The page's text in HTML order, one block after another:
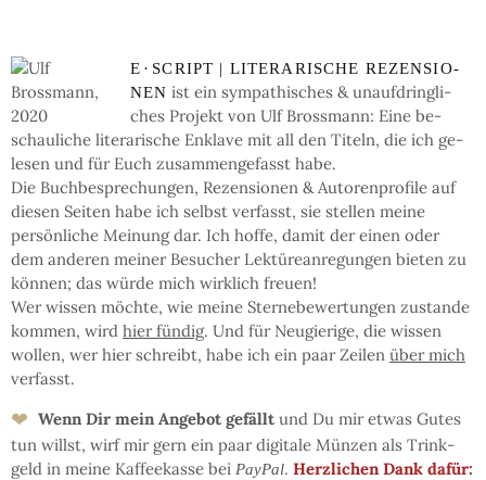
E · SCRIPT | LI­TE­RA­RI­SCHE RE­ZEN­SIO­
NEN ist ein sym­pa­thi­sches & un­auf­dring­li­
ches Pro­jekt von Ulf Bross­mann: Eine be­
schau­li­che li­te­ra­ri­sche En­kla­ve mit all den Ti­teln, die ich ge­
le­sen und für Euch zu­sam­men­ge­fasst habe.
Die Buch­be­spre­chun­gen, Re­zen­sio­nen & Auto­ren­pro­fi­le auf
die­sen Sei­ten ha­be ich selbst ver­fasst, sie stel­len mei­ne
persön­li­che Mei­nung dar. Ich hof­fe, da­mit der einen oder
dem an­de­ren mei­ner Be­su­cher Lek­türe­an­re­gun­gen bie­ten zu
kön­nen; das wür­de mich wirk­lich freu­en!
Wer wis­sen möchte, wie mei­ne Ster­ne­be­wer­tun­gen zu­stan­de
kom­men, wird hier fün­dig. Und für Neu­gie­ri­ge, die wis­sen
wol­len, wer hier schreibt, ha­be ich ein paar Zei­len über mich
ver­fasst.
❤ Wenn Dir mein An­ge­bot ge­fällt und Du mir et­was Gu­tes
tun willst, wirf mir gern ein paar di­gi­ta­le Mün­zen als Trink­
geld in mei­ne Kaf­fee­kas­se bei PayPal. Herz­li­chen Dank dafür: